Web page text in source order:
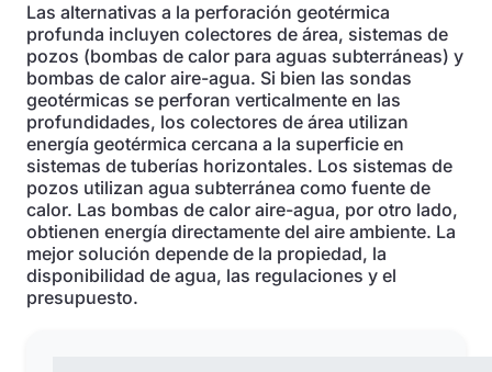
Las alternativas a la perforación geotérmica
profunda incluyen colectores de área, sistemas de
pozos (bombas de calor para aguas subterráneas) y
bombas de calor aire-agua. Si bien las sondas
geotérmicas se perforan verticalmente en las
profundidades, los colectores de área utilizan
energía geotérmica cercana a la superficie en
sistemas de tuberías horizontales. Los sistemas de
pozos utilizan agua subterránea como fuente de
calor. Las bombas de calor aire-agua, por otro lado,
obtienen energía directamente del aire ambiente. La
mejor solución depende de la propiedad, la
disponibilidad de agua, las regulaciones y el
presupuesto.